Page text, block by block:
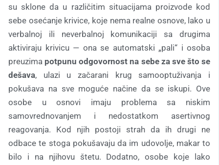
su sklone da u različitim situacijama proizvode kod
sebe osećanje krivice, koje nema realne osnove, lako u
verbalnoj ili neverbalnoj komunikaciji sa drugima
aktiviraju krivicu — ona se automatski „pali“ i osoba
preuzima potpunu odgovornost na sebe za sve što se
dešava, ulazi u začarani krug samooptuživanja i
pokušava na sve moguće načine da se iskupi. Ove
osobe u osnovi imaju problema sa niskim
samovrednovanjem i nedostatkom asertivnog
reagovanja. Kod njih postoji strah da ih drugi ne
odbace te stoga pokušavaju da im udovolje, makar to
bilo i na njihovu štetu. Dodatno, osobe koje lako